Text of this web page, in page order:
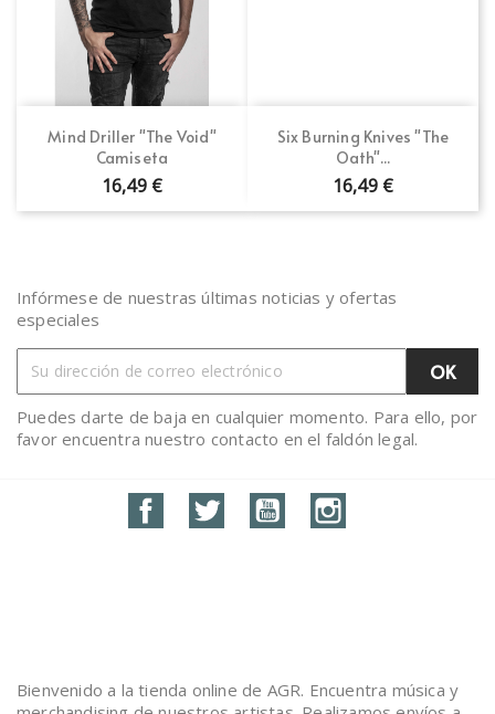
Mind Driller "The Void"
Camiseta
16,49 €
Six Burning Knives "The
Oath"...
16,49 €
Infórmese de nuestras últimas noticias y ofertas
especiales
Puedes darte de baja en cualquier momento. Para ello, por
favor encuentra nuestro contacto en el faldón legal.
FacebookTwitter YouTube
Bienvenido a la tienda online de AGR. Encuentra música y